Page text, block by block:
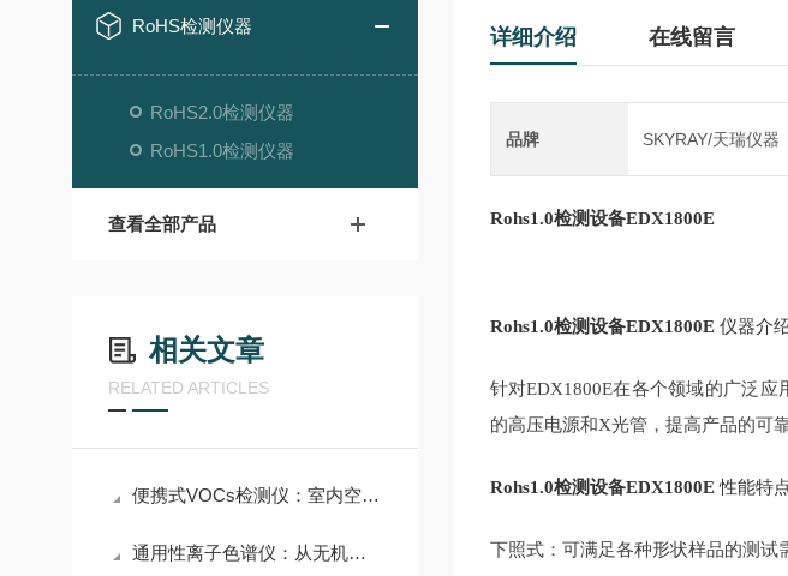
RoHS检测仪器
RoHS2.0检测仪器
RoHS1.0检测仪器
查看全部产品
相关文章
RELATED ARTICLES
便携式VOCs检测仪：室内空气质量监测的得力助手
通用性离子色谱仪：从无机到有机，一机搞定全领域离子分析
详细介绍 在线留言
品牌 SKYRAY/天瑞仪器
Rohs1.0检测设备EDX1800E
Rohs1.0检测设备EDX1800E 仪器介
针对EDX1800E在各个领域的广泛
的高压电源和X光管，提高产品的可
Rohs1.0检测设备EDX1800E性能特
下照式：可满足各种形状样品的测试